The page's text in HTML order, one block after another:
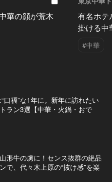
華の顔が荒木
有名ホテ
掛ける中
#中華
口福”な1年に。新年に訪れたい
ラン3選【中華・火鍋・おで
形牛の虜に！センス抜群の絶品
で、代々木上原の“抜け感”を楽